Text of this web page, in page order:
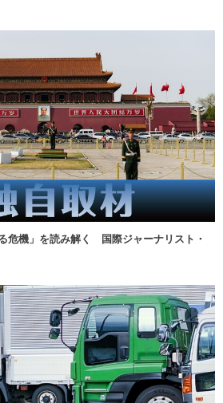
危機」を読み解く 国際ジャーナリスト・